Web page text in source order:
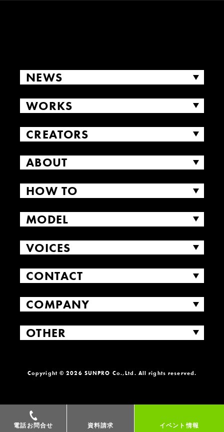
電話お問合せ 資料請求 イベント情報
NEWS
WORKS
CREATORS
ABOUT
HOW TO
MODEL
VOICES
CONTACT
COMPANY
OTHER
Copyright © 2026 SUNPRO Co.,Ltd. All rights reserved.